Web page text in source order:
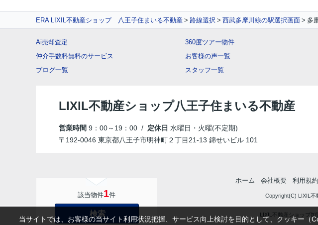
該当物件1件
検索
ERA LIXIL不動産ショップ 八王子住まいる不動産 路線選択 西武多摩川線の駅選択画面 多
Ai売却査定
仲介手数料無料のサービス
ブログ一覧
360度ツアー物件
お客様の声一覧
スタッフ一覧
LIXIL不動産ショップ八王子住まいる不動産
営業時間 9：00～19：00 / 定休日 水曜日・火曜(不定期)
〒192-0046 東京都八王子市明神町２丁目21-13 錦せいビル 101
ホーム 会社概要 利用規約
Copyright(C) LIXIL
LIXIL不動産ショップ
当サイトでは、お客様の当サイト利用状況把握、サービス向上検討を目的として、クッキー（